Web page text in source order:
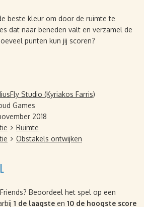
beste kleur om door de ruimte te
dat naar beneden valt en verzamel de
punten kun jij scoren?
Studio (Kyriakos Farris)
Games
2018
Ruimte
Obstakels ontwijken
Beoordeel het spel op een
1 de laagste en 10 de hoogste score